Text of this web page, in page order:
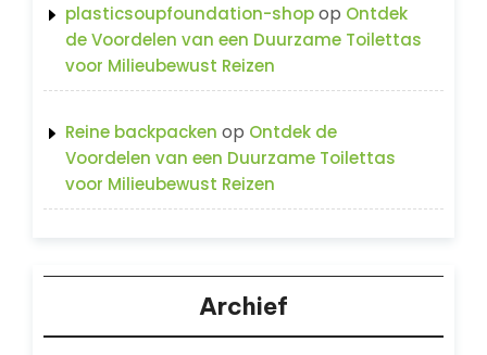
plasticsoupfoundation-shopop Ontdek
de Voordelen van een Duurzame Toilettas
voor Milieubewust Reizen
Reine backpacken op Ontdek de
Voordelen van een Duurzame Toilettas
voor Milieubewust Reizen
Archief